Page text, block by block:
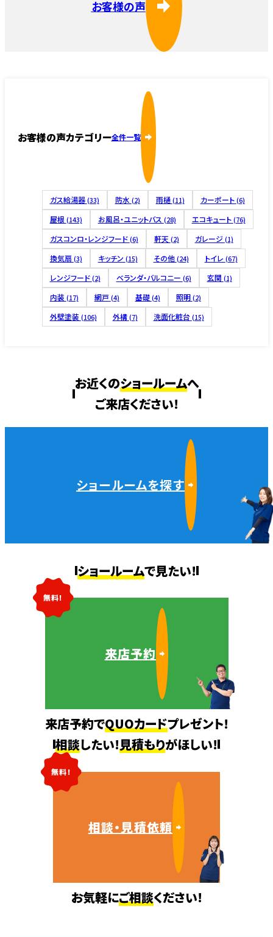
お客様の声
お客様の声カテゴリー全件一覧
ガス給湯器 (33) 防水 (2) 雨樋 (11) カーポート (6)
屋根 (143) お風呂・ユニットバス (28) エコキュート (76)
ガスコンロ・レンジフード (6) 軒天 (2) ガレージ (1)
換気扇 (3) キッチン (15) その他 (24) トイレ (67)
レンジフード (2) ベランダ・バルコニー (6) 玄関 (1)
内装 (17) 網戸 (4) 基礎 (4) 照明 (2)
外壁塗装 (106) 外構 (7) 洗面化粧台 (15)
お近くのショールームへ
ご来店ください!
ショールームを探す
ショールームで見たい!
無料!
来店予約
来店予約でQUOカードプレゼント!
相談したい!見積もりがほしい!
無料!
相談・見積依頼
お気軽にご相談ください!